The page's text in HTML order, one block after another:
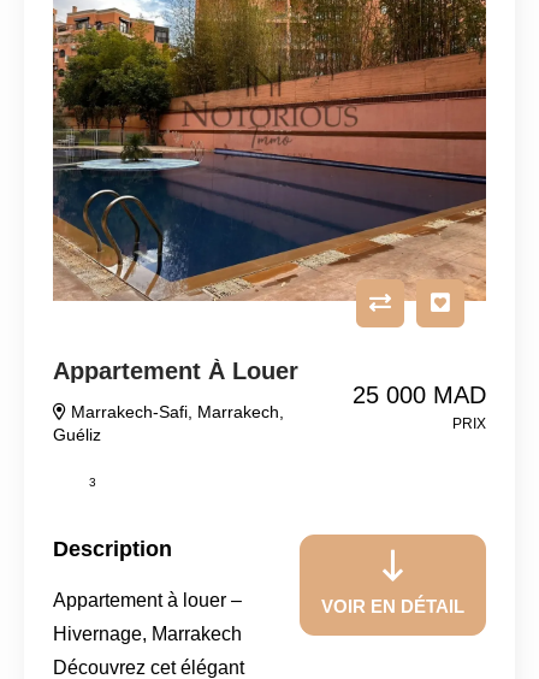
Appartement À Louer
Marrakech-Safi Marrakech
Guéliz
25 000 MAD
PRIX
3
Description
Appartement à louer –
Hivernage, Marrakech
Découvrez cet élégant
VOIR EN DÉTAIL